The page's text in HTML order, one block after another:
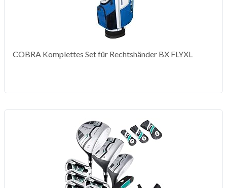
COBRA Komplettes Set für Rechtshänder BX FLYXL